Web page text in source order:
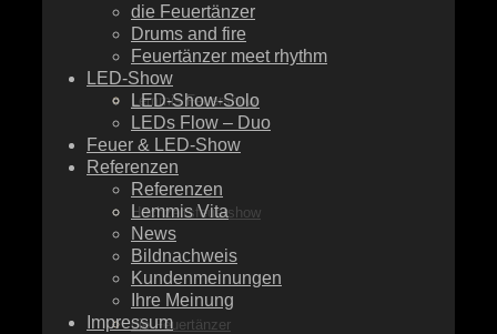
Lemmis Feuershow
Hochzeitsfeuershow
die Feuertänzer
die Feuertänzer
Drums and fire
Feuertänzer meet rhythm
LED-Show
LED-Show-Solo
LEDs Flow – Duo
Feuer & LED-Show
Referenzen
Referenzen
Lemmis Vita
News
Bildnachweis
Kundenmeinungen
Ihre Meinung
Impressum